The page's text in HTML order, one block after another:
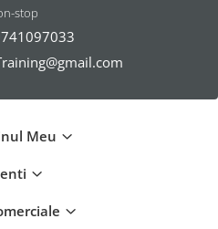
stop
Meu